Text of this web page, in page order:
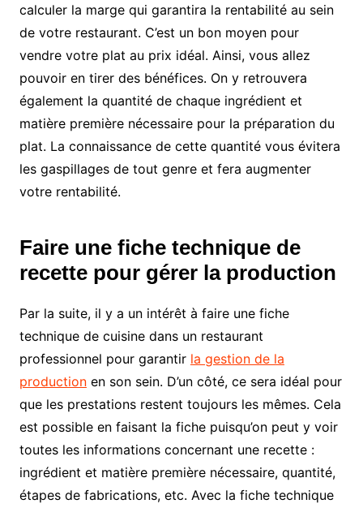
calculer la marge qui garantira la rentabilité au sein
de votre restaurant. C’est un bon moyen pour
vendre votre plat au prix idéal. Ainsi, vous allez
pouvoir en tirer des bénéfices. On y retrouvera
également la quantité de chaque ingrédient et
matière première nécessaire pour la préparation du
plat. La connaissance de cette quantité vous évitera
les gaspillages de tout genre et fera augmenter
votre rentabilité.
Faire une fiche technique de
recette pour gérer la production
Par la suite, il y a un intérêt à faire une fiche
technique de cuisine dans un restaurant
professionnel pour garantir la gestion de la
productionen son sein. D’un côté, ce sera idéal pour
que les prestations restent toujours les mêmes. Cela
est possible en faisant la fiche puisqu’on peut y voir
toutes les informations concernant une recette :
ingrédient et matière première nécessaire, quantité,
étapes de fabrications, etc. Avec la fiche technique